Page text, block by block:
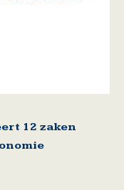
12 zaken